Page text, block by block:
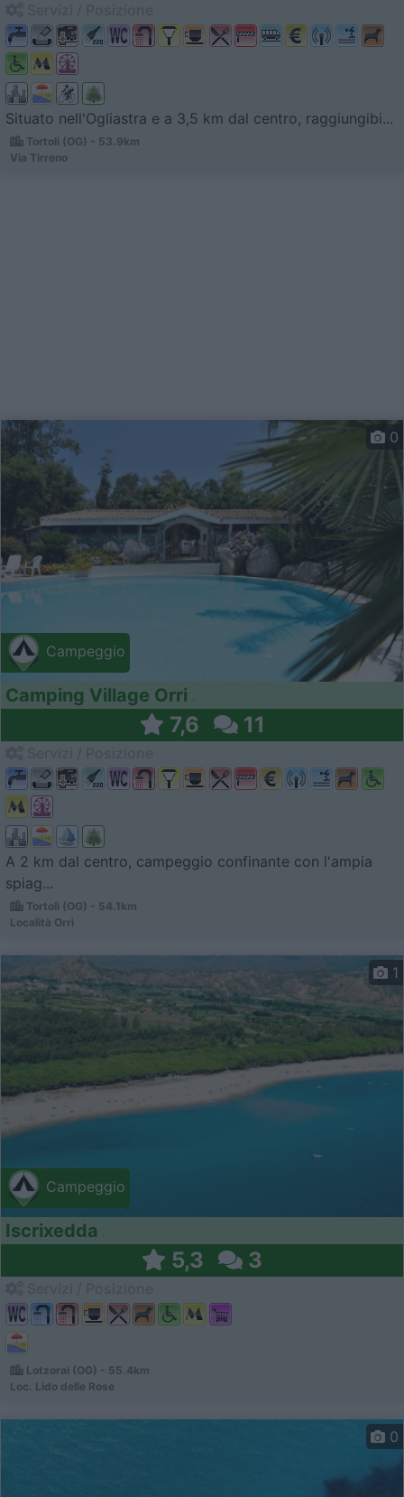
Situato nell'Ogliastra e a 3,5 km dal centro, raggiungibi...
Tortolì (OG) - 53.9km
Via Tirreno
Campeggio
0
Camping Village Orri
7,6 11
A 2 km dal centro, campeggio confinante con l'ampia
spiag...
Tortolì (OG) - 54.1km
Località Orrì
Campeggio
1
Iscrixedda
5,3 3
Lotzorai (OG) - 55.4km
Loc. Lido delle Rose
0